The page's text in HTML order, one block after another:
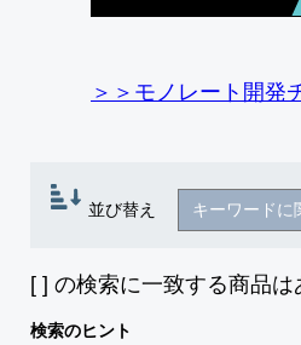
＞＞モノレート開発
並び替え
[ ] の検索に一致する商品は
検索のヒント